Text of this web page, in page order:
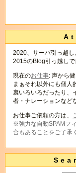
2020、サーバ引っ越し
2015のBlog引っ越し
現在のお仕事: 声から
まぁそれ以外にも個人
裏いろいろだったり、
者・ナレーションなど
お仕事ご依頼の方は、
※強力な自動SPAMフ
合もあることをご了承